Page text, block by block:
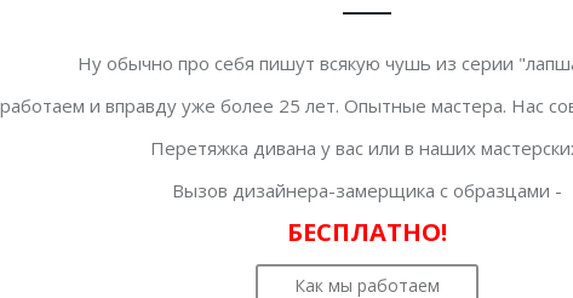
Ну обычно про себя пишут всякую чушь из серии
и вправду уже более 25 лет. Опытные мастера. Нас
Перетяжка дивана у вас или в наших
Вызов дизайнера-замерщика с образцами -
БЕСПЛАТНО!
Как мы работаем